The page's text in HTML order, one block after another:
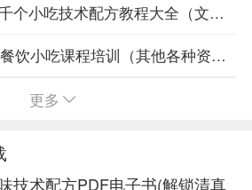
术配方教程大全（文件4700G大小免费下载）
吃课程培训（其他各种资源也可以找到）
站（推广一个会员奖励2个积分）
更多
技术配方PDF电子书(解锁清真